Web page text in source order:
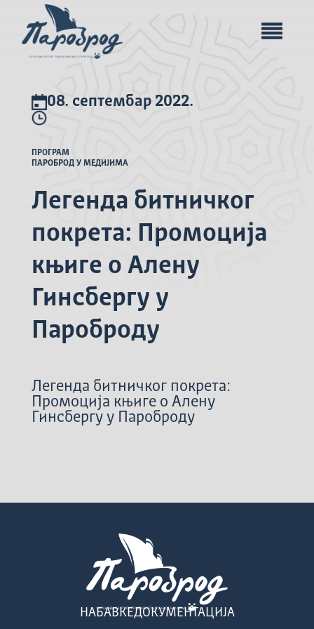
08. септембар 2022.
ПРОГРАМ
ПАРОБРОД У МЕДИЈИМА
Легенда битничког
покрета: Промоција
књиге о Алену
Гинсбергу у
Пароброду
Легенда битничког покрета:
Промоција књиге о Алену
Гинсбергу у Пароброду
НАБАВКЕДОКУМЕНТАЦИЈА